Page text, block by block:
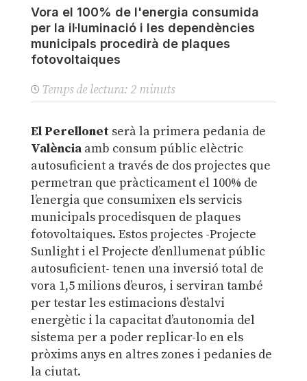
Vora el 100% de l'energia consumida
per la il·luminació i les dependències
municipals procedirà de plaques
fotovoltaiques
Temps de lectura: 2 minuts
El Perellonetserà la primera pedania de
Valènciaamb consum públic elèctric
autosuficient a través de dos projectes que
permetran que pràcticament el 100% de
l’energia que consumixen els servicis
municipals procedisquen de plaques
fotovoltaiques. Estos projectes -Projecte
Sunlight i el Projecte d’enllumenat públic
autosuficient- tenen una inversió total de
vora 1,5 milions d’euros, i serviran també
per testar les estimacions d’estalvi
energètic i la capacitat d’autonomia del
sistema per a poder replicar-lo en els
pròxims anys en altres zones i pedanies de
la ciutat.